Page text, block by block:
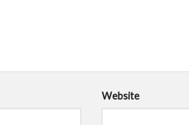
Website